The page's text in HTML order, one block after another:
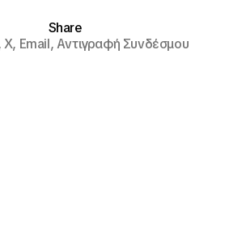
Share
X, Email,Αντιγραφή Συνδέσμου